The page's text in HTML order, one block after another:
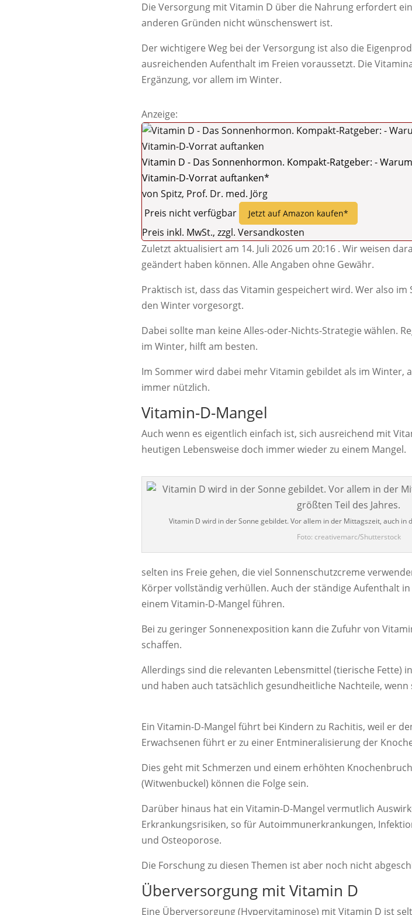
Die Versorgung mit Vitamin D über die Nahrung erfordert
anderen Gründen nicht wünschenswert ist.
Der wichtigere Weg bei der Versorgung ist also die
ausreichenden Aufenthalt im Freien voraussetzt. Die
Ergänzung, vor allem im Winter.
Anzeige:
Vitamin D - Das Sonnenhormon. Kompakt-Ratgeber: -
Vitamin-D-Vorrat auftanken*
von Spitz, Prof. Dr. med. Jörg
Preis nicht verfügbar
Jetzt auf Amazon kaufen*
Preis inkl. MwSt., zzgl. Versandkosten
Zuletzt aktualisiert am 14. Juli 2026 um 20:16 . Wir weisen
geändert haben können. Alle Angaben ohne Gewähr.
Praktisch ist, dass das Vitamin gespeichert wird. Wer also
den Winter vorgesorgt.
Dabei sollte man keine Alles-oder-Nichts-Strategie wählen.
im Winter, hilft am besten.
Im Sommer wird dabei mehr Vitamin gebildet als im
immer nützlich.
Vitamin-D-Mangel
Auch wenn es eigentlich einfach ist, sich ausreichend mit
heutigen Lebensweise doch immer wieder zu einem Mangel.
Vitamin D wird in der Sonne gebildet. Vor allem in der Mittagszeit, auch in
Foto: creativemarc/Shutterstock
selten ins Freie gehen, die viel Sonnenschutzcreme
Körper vollständig verhüllen. Auch der ständige Aufenthalt
einem Vitamin-D-Mangel führen.
Bei zu geringer Sonnenexposition kann die Zufuhr von
schaffen.
Allerdings sind die relevanten Lebensmittel (tierische Fette)
und haben auch tatsächlich gesundheitliche Nachteile,
Ein Vitamin-D-Mangel führt bei Kindern zu Rachitis, weil er
Erwachsenen führt er zu einer Entmineralisierung der
Dies geht mit Schmerzen und einem erhöhten
(Witwenbuckel) können die Folge sein.
Darüber hinaus hat ein Vitamin-D-Mangel vermutlich
Erkrankungsrisiken, so für Autoimmunerkrankungen,
und Osteoporose.
Die Forschung zu diesen Themen ist aber noch nicht
Überversorgung mit Vitamin D
Eine Überversorgung (Hypervitaminose) mit Vitamin D ist